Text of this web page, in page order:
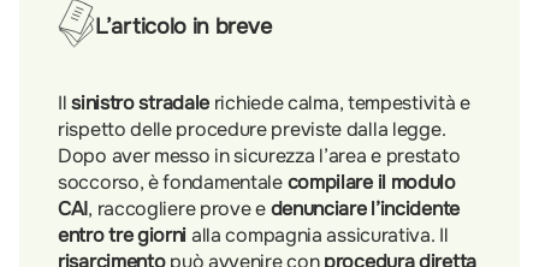
L’articolo in breve
Ilsinistro stradale richiede calma, tempestività e
rispetto delle procedure previste dalla legge.
Dopo aver messo in sicurezza l’area e prestato
soccorso, è fondamentalecompilare il modulo
CAI, raccogliere prove edenunciare l’incidente
entro tre giornialla compagnia assicurativa. Il
risarcimentopuò avvenire conprocedura diretta